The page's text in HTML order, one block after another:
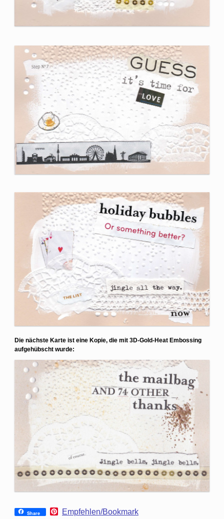
Die nächste Karte ist eine Kopie, die mit 3D-Gold-Heat Embossing
aufgehübscht wurde:
Share
PEmpfehlen/Bookmark